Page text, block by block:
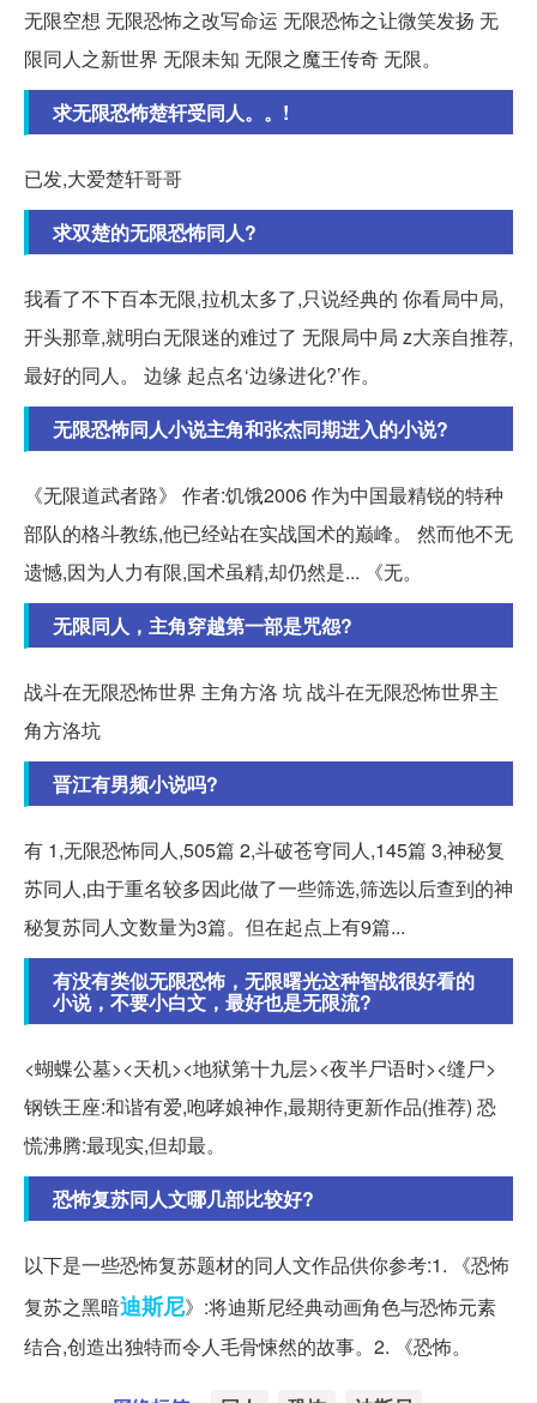
无限空想 无限恐怖之改写命运 无限恐怖之让微笑发扬 无
限同人之新世界 无限未知 无限之魔王传奇 无限。
求无限恐怖楚轩受同人。。!
已发,大爱楚轩哥哥
求双楚的无限恐怖同人?
我看了不下百本无限,拉机太多了,只说经典的 你看局中局,
开头那章,就明白无限迷的难过了 无限局中局 z大亲自推荐,
最好的同人。 边缘 起点名‘边缘进化?’作。
无限恐怖同人小说主角和张杰同期进入的小说?
《无限道武者路》 作者:饥饿2006 作为中国最精锐的特种
部队的格斗教练,他已经站在实战国术的巅峰。 然而他不无
遗憾,因为人力有限,国术虽精,却仍然是... 《无。
无限同人，主角穿越第一部是咒怨?
战斗在无限恐怖世界 主角方洛 坑 战斗在无限恐怖世界主
角方洛坑
晋江有男频小说吗?
有 1,无限恐怖同人,505篇 2,斗破苍穹同人,145篇 3,神秘复
苏同人,由于重名较多因此做了一些筛选,筛选以后查到的神
秘复苏同人文数量为3篇。但在起点上有9篇...
有没有类似无限恐怖，无限曙光这种智战很好看的
小说，不要小白文，最好也是无限流?
<蝴蝶公墓><天机><地狱第十九层><夜半尸语时><缝尸>
钢铁王座:和谐有爱,咆哮娘神作,最期待更新作品(推荐) 恐
慌沸腾:最现实,但却最。
恐怖复苏同人文哪几部比较好?
以下是一些恐怖复苏题材的同人文作品供你参考:1. 《恐怖
复苏之黑暗迪斯尼》:将迪斯尼经典动画角色与恐怖元素
结合,创造出独特而令人毛骨悚然的故事。2. 《恐怖。